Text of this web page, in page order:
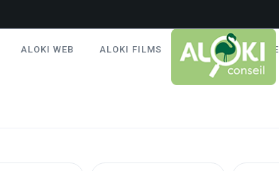
ALOKI WEB ALOKI FILMS ALOKI AUDITS RSE